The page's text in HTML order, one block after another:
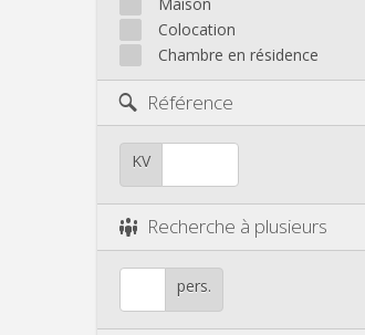
Colocation
Chambre en résidence
Référence
KV
Recherche à plusieurs
pers.